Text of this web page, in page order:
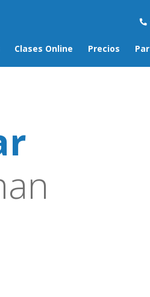
Clases Online Precios